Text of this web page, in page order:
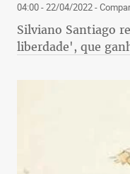
04:00 - 22/04/2022-
Silviano Santiago
liberdade', que